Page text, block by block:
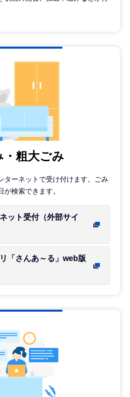
・粗大ごみ
ターネットで受け付けます。ごみ
検索できます。
ット受付（外部サイ
「さんあ～る」web版